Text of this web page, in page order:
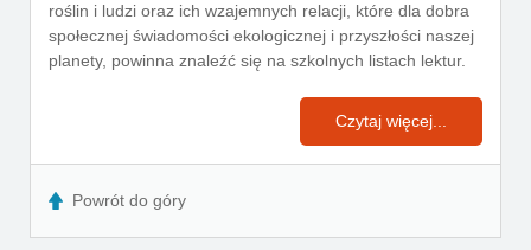
roślin i ludzi oraz ich wzajemnych relacji, które dla dobra
społecznej świadomości ekologicznej i przyszłości naszej
planety, powinna znaleźć się na szkolnych listach lektur.
Czytaj więcej...
Powrót do góry